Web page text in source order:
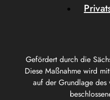
Gefördert durch die
Diese Maßnahme wird
auf der Grundlage des